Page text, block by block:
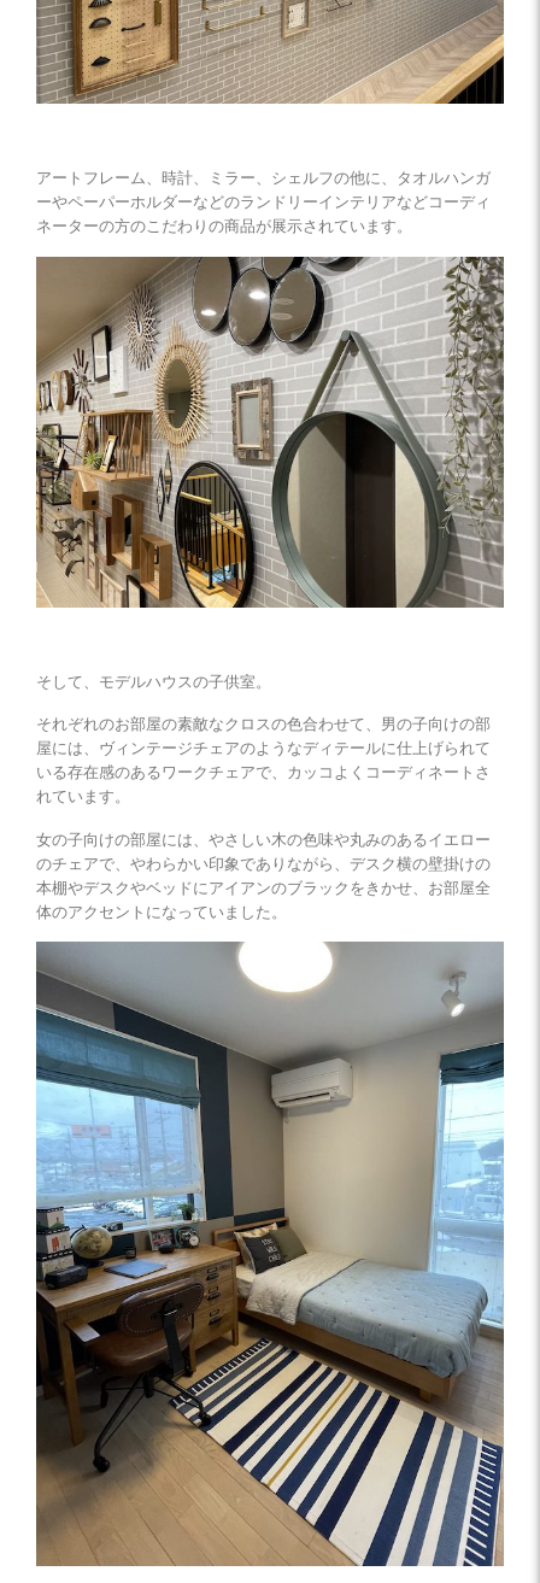
アートフレーム、時計、ミラー、シェルフの他に、タオルハンガ
ーやペーパーホルダーなどのランドリーインテリアなどコーディ
ネーターの方のこだわりの商品が展示されています。
そして、モデルハウスの子供室。
それぞれのお部屋の素敵なクロスの色合わせて、男の子向けの部
屋には、ヴィンテージチェアのようなディテールに仕上げられて
いる存在感のあるワークチェアで、カッコよくコーディネートさ
れています。
女の子向けの部屋には、やさしい木の色味や丸みのあるイエロー
のチェアで、やわらかい印象でありながら、デスク横の壁掛けの
本棚やデスクやベッドにアイアンのブラックをきかせ、お部屋全
体のアクセントになっていました。